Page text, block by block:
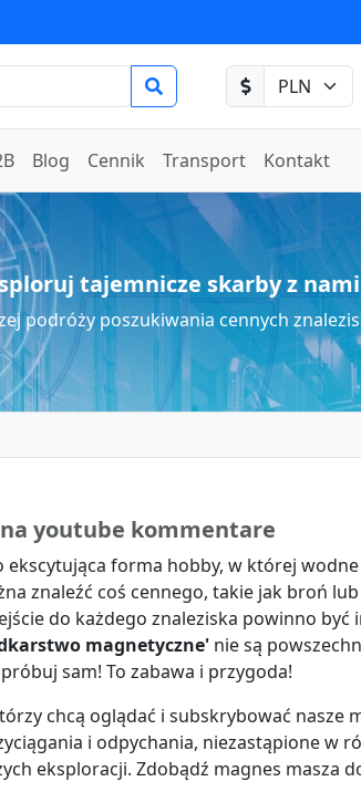
Blog Cennik Transport Kontakt
tajemnicze skarby z
podróży poszukiwania cennych
youtube kommentare
forma hobby, w której
znaleźć coś cennego, takie jak broń
do każdego znaleziska powinno
magnetyczne' nie są
sam! To zabawa i przygoda!
chcą oglądać i subskrybować nasze
i odpychania, niezastąpione w
eksploracji. Zdobądź magnes masza